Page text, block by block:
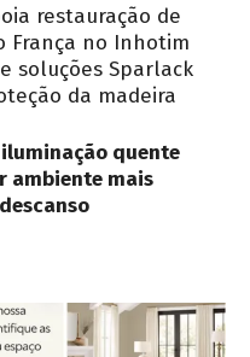
restauração de
França no Inhotim
soluções Sparlack
da madeira
iluminação quente
ambiente mais